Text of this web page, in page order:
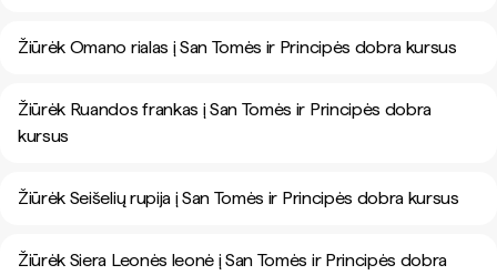
Žiūrėk Omano rialas į San Tomės ir Principės dobra kursus
Žiūrėk Ruandos frankas į San Tomės ir Principės dobra
kursus
Žiūrėk Seišelių rupija į San Tomės ir Principės dobra kursus
Žiūrėk Siera Leonės leonė į San Tomės ir Principės dobra